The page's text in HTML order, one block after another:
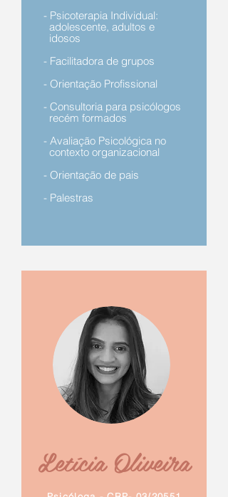
- Psicoterapia Individual:
adolescente, adultos e
idosos
- Facilitadora de grupos
- Orientação Profissional
- Consultoria para psicólogos
recém formados
- Avaliação Psicológica no
contexto organizacional
- Orientação de pais
- Palestras
Letícia Oliveira